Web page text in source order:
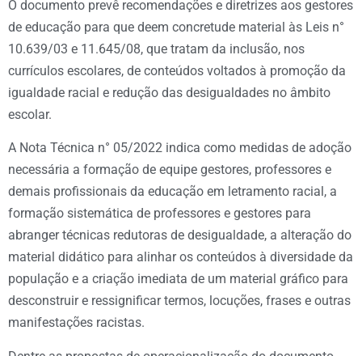
O documento prevê recomendações e diretrizes aos gestores
de educação para que deem concretude material às Leis n°
10.639/03 e 11.645/08, que tratam da inclusão, nos
currículos escolares, de conteúdos voltados à promoção da
igualdade racial e redução das desigualdades no âmbito
escolar.
A Nota Técnica n° 05/2022 indica como medidas de adoção
necessária a formação de equipe gestores, professores e
demais profissionais da educação em letramento racial, a
formação sistemática de professores e gestores para
abranger técnicas redutoras de desigualdade, a alteração do
material didático para alinhar os conteúdos à diversidade da
população e a criação imediata de um material gráfico para
desconstruir e ressignificar termos, locuções, frases e outras
manifestações racistas.